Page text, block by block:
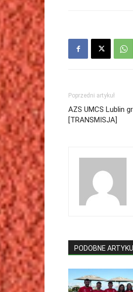
Poprzedni artykuł
AZS UMCS Lublin
[TRANSMISJA]
PODOBNE